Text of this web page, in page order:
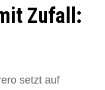
Zufall:
setzt auf